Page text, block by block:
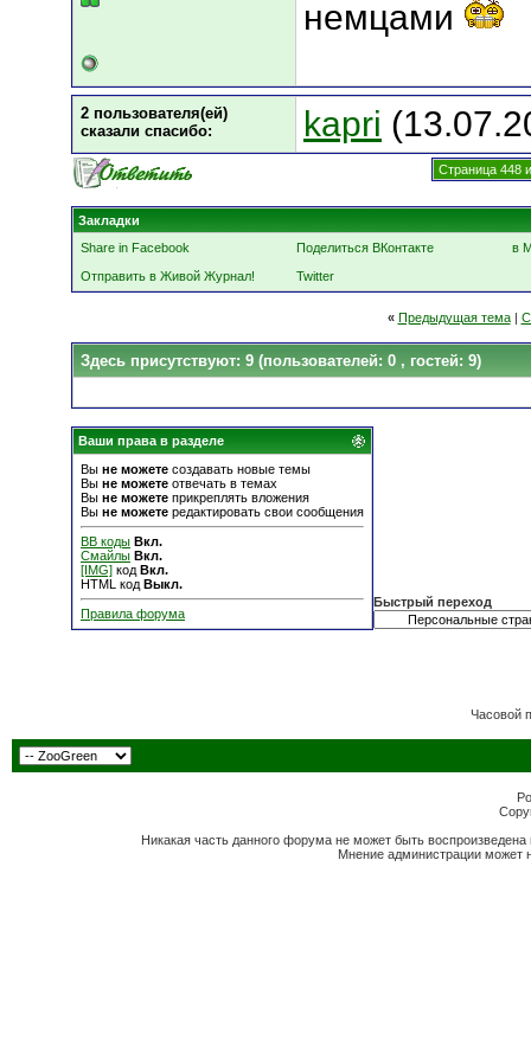
немцами
2 пользователя(ей)
сказали cпасибо:
kapri
Страница 448
Закладки
Share in Facebook
Поделиться ВКонтакте
в
Отправить в Живой Журнал!
Twitter
« Предыдущая тема|
Здесь присутствуют: 9 (пользователей: 0 , гостей: 9)
Ваши права в разделе
Вы не можете создавать новые темы
Вы не можете отвечать в темах
Вы не можете прикреплять вложения
Вы не можете редактировать свои сообщения
BB коды Вкл.
Смайлы Вкл.
[IMG] код Вкл.
HTML код Выкл.
Правила форума
Быстрый переход
Часовой
Никакая часть данного форума не может быть
Мнение администрации может